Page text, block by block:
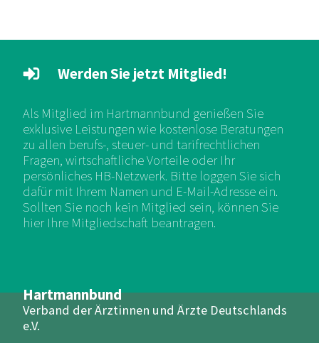
Hartmannbund
Verband der Ärztinnen und Ärzte Deutschlands
e.V.
Werden Sie jetzt Mitglied!
Als Mitglied im Hartmannbund genießen Sie
exklusive Leistungen wie kostenlose Beratungen
zu allen berufs-, steuer- und tarifrechtlichen
Fragen, wirtschaftliche Vorteile oder Ihr
persönliches HB-Netzwerk. Bitte loggen Sie sich
dafür mit Ihrem Namen und E-Mail-Adresse ein.
Sollten Sie noch kein Mitglied sein, können Sie
hier Ihre Mitgliedschaft beantragen.